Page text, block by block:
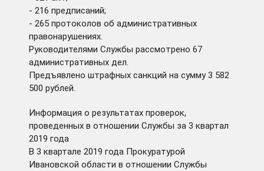
- 216 предписаний;
- 265 протоколов об административных
правонарушениях.
Руководителями Службы рассмотрено 67
административных дел.
Предъявлено штрафных санкций на сумму 3 582
500 рублей.
Информация о результатах проверок,
проведенных в отношении Службы за 3 квартал
2019 года
В 3 квартале 2019 года Прокуратурой
Ивановской области в отношении Службы